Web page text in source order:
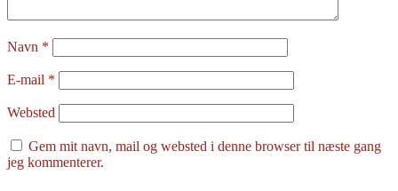
Navn *
E-mail *
Websted
Gem mit navn, mail og websted i denne browser til næste gang
jeg kommenterer.